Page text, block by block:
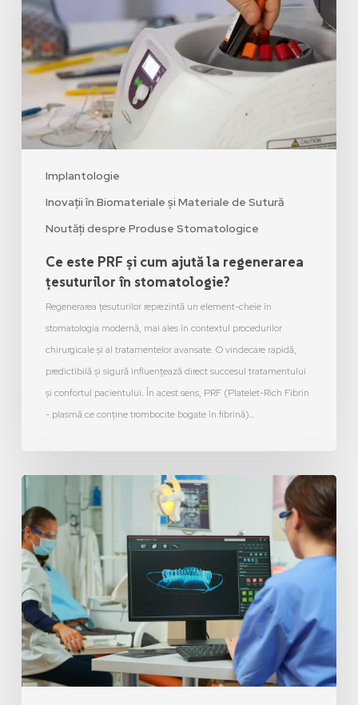
Implantologie
Inovații în Biomateriale și Materiale de Sutură
Noutăți despre Produse Stomatologice
Ce este PRF și cum ajută la regenerarea
țesuturilor în stomatologie?
Regenerarea țesuturilor reprezintă un element-cheie în
stomatologia modernă, mai ales în contextul procedurilor
chirurgicale și al tratamentelor avansate. O vindecare rapidă,
predictibilă și sigură influențează direct succesul tratamentului
și confortul pacientului. În acest sens, PRF (Platelet-Rich Fibrin
- plasmă ce conține trombocite bogate în fibrină)…